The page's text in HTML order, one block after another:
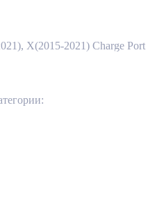
X(2015-2021) Charge
магнит) USA Tesla Model